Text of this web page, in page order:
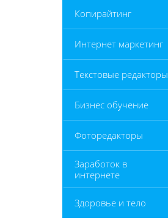
Копирайтинг
Интернет маркетинг
Текстовые редакторы
Бизнес обучение
Фоторедакторы
Заработок в
интернете
Здоровье и тело